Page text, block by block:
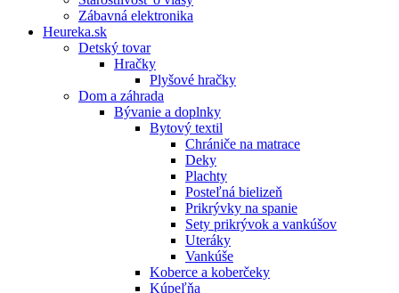
Zábavná elektronika
Heureka.sk
Detský tovar
Hračky
Plyšové hračky
Dom a záhrada
Bývanie a doplnky
Bytový textil
Chrániče na matrace
Deky
Plachty
Posteľná bielizeň
Prikrývky na spanie
Sety prikrývok a vankúšov
Uteráky
Vankúše
Koberce a koberčeky
Kúpeľňa